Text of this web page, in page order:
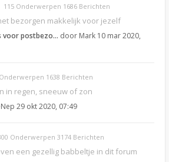
115 Onderwerpen 1686 Berichten
bezorgen makkelijk voor jezelf
voor postbezo… door Mark 10 mar 2020,
1638 Berichten
in regen, sneeuw of zon
29 okt 2020, 07:49
Onderwerpen 3174 Berichten
een gezellig babbeltje in dit forum